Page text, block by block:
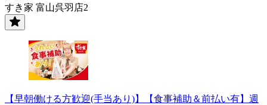
すき家 富山呉羽店2
【早朝働ける方歓迎(手当あり)】【食事補助＆前払い有】週